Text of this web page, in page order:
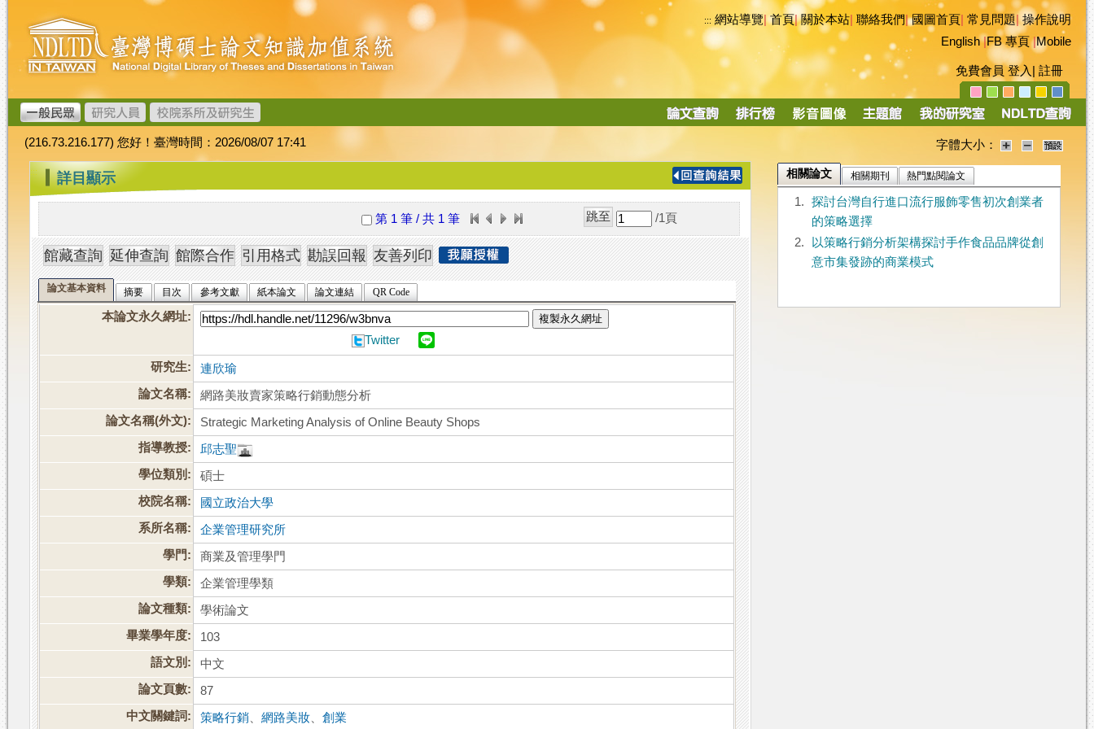
跳
到
主
要
內
容
臺
灣
博
碩
士
論
文
加
值
系
統
::: 網站導覽|首頁|關於本站 聯絡我們|國圖首頁 常見問題|操作說明
English|FB 專頁|Mobile
免費會員 登入 註冊
導
(216.73.216.177) 您好！臺灣時間：2026/08/07 17:41 字體大小：
::: 詳目顯示
第 1 筆 / 共 1 筆 /1 頁
論文基本資料 摘要 目次 參考文獻 紙本論文 論文連結 QR Code
本論文永久網址: 複製永久網址
Twitter
研究生:
連欣瑜
論文名稱:
網路美妝賣家策略行銷動態分析
論文名稱(外文):
Strategic Marketing Analysis of Online Beauty Shops
指導教授:
邱志聖
學位類別:
碩士
校院名稱:
國立政治大學
系所名稱:
企業管理研究所
學門:
商業及管理學門
學類:
企業管理學類
論文種類:
學術論文
畢業學年度:
103
語文別:
中文
論文頁數:
87
中文關鍵詞:
策略行銷 、網路美妝 、創業
相關論文 相關期刊 熱門點閱論文
1.
探討台灣自行進口流行服飾零售初次創業者
的策略選擇
2.
以策略行銷分析架構探討手作食品品牌從創
意市集發跡的商業模式